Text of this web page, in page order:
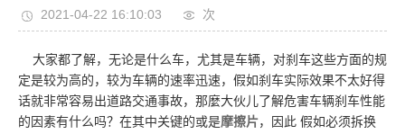
2021-04-22 16:10:03 次
大家都了解，无论是什么车，尤其是车辆，对刹车这些方面的规
定是较为高的，较为车辆的速率迅速，假如刹车实际效果不太好得
话就非常容易出道路交通事故，那麼大伙儿了解危害车辆刹车性能
的因素有什么吗？在其中关键的或是摩擦片，因此 假如必须拆换